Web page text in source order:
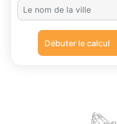
A
u
Débuter le calcul